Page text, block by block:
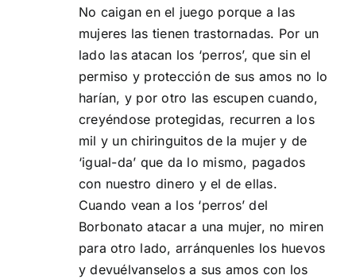
No caigan en el juego porque a las
mujeres las tienen trastornadas. Por un
lado las atacan los ‘perros’, que sin el
permiso y protección de sus amos no lo
harían, y por otro las escupen cuando,
creyéndose protegidas, recurren a los
mil y un chiringuitos de la mujer y de
‘igual-da’ que da lo mismo, pagados
con nuestro dinero y el de ellas.
Cuando vean a los ‘perros’ del
Borbonato atacar a una mujer, no miren
para otro lado, arránquenles los huevos
y devuélvanselos a sus amos con los